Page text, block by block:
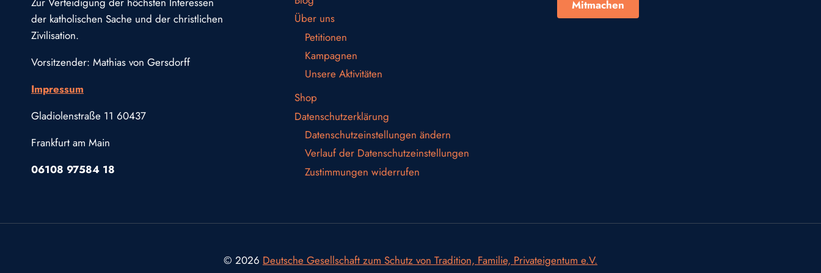
der katholischen Sache und der christlichen
Zivilisation.
Vorsitzender: Mathias von Gersdorff
Impressum
Gladiolenstraße 11 60437
Frankfurt am Main
06108 97584 18
Über uns
Petitionen
Kampagnen
Unsere Aktivitäten
Shop
Datenschutzerklärung
Datenschutzeinstellungen ändern
Verlauf der Datenschutzeinstellungen
Zustimmungen widerrufen
Mitmachen
© 2026 Deutsche Gesellschaft zum Schutz von Tradition, Familie, Privateigentum e.V.